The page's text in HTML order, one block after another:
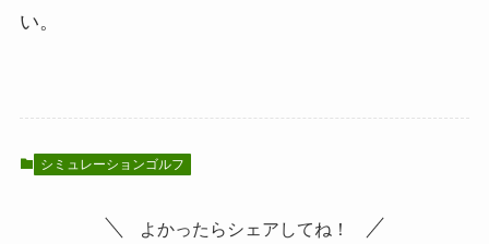
い。
シミュレーションゴルフ
よかったらシェアしてね！